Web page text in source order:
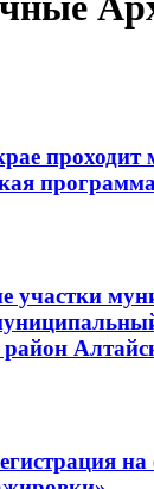
проходит
участки